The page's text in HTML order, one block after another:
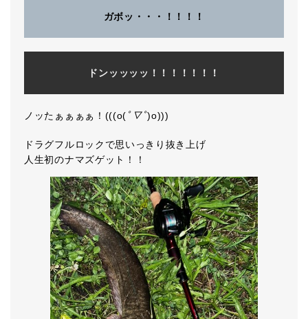
ガボッ・・・！！！！
ドンッッッッ！！！！！！！
ノッたぁぁぁぁ！(((o( ﾟ▽ﾟ)o)))
ドラグフルロックで思いっきり抜き上げ
人生初のナマズゲット！！